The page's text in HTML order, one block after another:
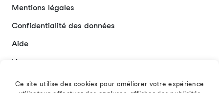
Mentions légales
Confidentialité des données
Aide
Liens
Contact
Ce site utilise des cookies pour améliorer votre expérience